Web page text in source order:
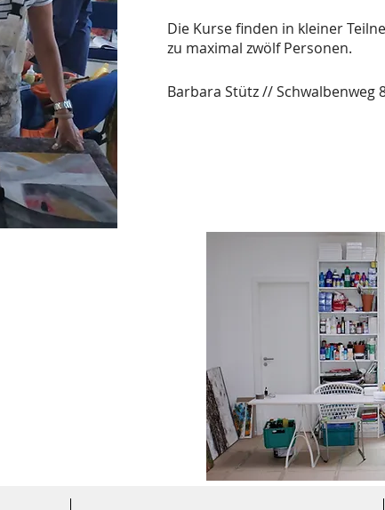
Die Kurse finden in kleiner
zu maximal zwölf Personen.
Barbara Stütz // Schwalbenweg